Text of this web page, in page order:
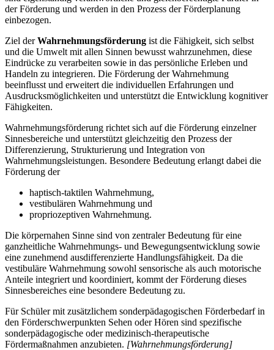
der Förderung und werden in den Prozess der Förderplanung
einbezogen.
Ziel derWahrnehmungsförderung ist die Fähigkeit, sich selbst
und die Umwelt mit allen Sinnen bewusst wahrzunehmen, diese
Eindrücke zu verarbeiten sowie in das persönliche Erleben und
Handeln zu integrieren. Die Förderung der Wahrnehmung
beeinflusst und erweitert die individuellen Erfahrungen und
Ausdrucksmöglichkeiten und unterstützt die Entwicklung kognitiver
Fähigkeiten.
Wahrnehmungsförderung richtet sich auf die Förderung einzelner
Sinnesbereiche und unterstützt gleichzeitig den Prozess der
Differenzierung, Strukturierung und Integration von
Wahrnehmungsleistungen. Besondere Bedeutung erlangt dabei die
Förderung der
haptisch-taktilen Wahrnehmung,
vestibulären Wahrnehmung und
propriozeptiven Wahrnehmung.
Die körpernahen Sinne sind von zentraler Bedeutung für eine
ganzheitliche Wahrnehmungs- und Bewegungsentwicklung sowie
eine zunehmend ausdifferenzierte Handlungsfähigkeit. Da die
vestibuläre Wahrnehmung sowohl sensorische als auch motorische
Anteile integriert und koordiniert, kommt der Förderung dieses
Sinnesbereiches eine besondere Bedeutung zu.
Für Schüler mit zusätzlichem sonderpädagogischen Förderbedarf in
den Förderschwerpunkten Sehen oder Hören sind spezifische
sonderpädagogische oder medizinisch-therapeutische
Fördermaßnahmen anzubieten. [Wahrnehmungsförderung]